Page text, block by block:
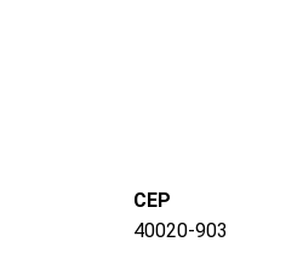
CEP
40020-903